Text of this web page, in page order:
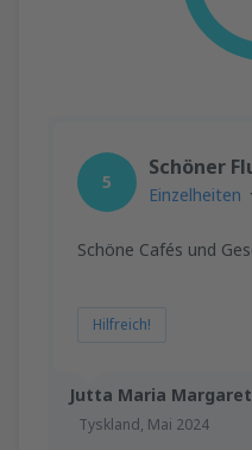
Jutta Maria
Tyskland, Mai 2024
5
Schöner
Einzelheiten
Schöne Cafés und
Hilfreich!